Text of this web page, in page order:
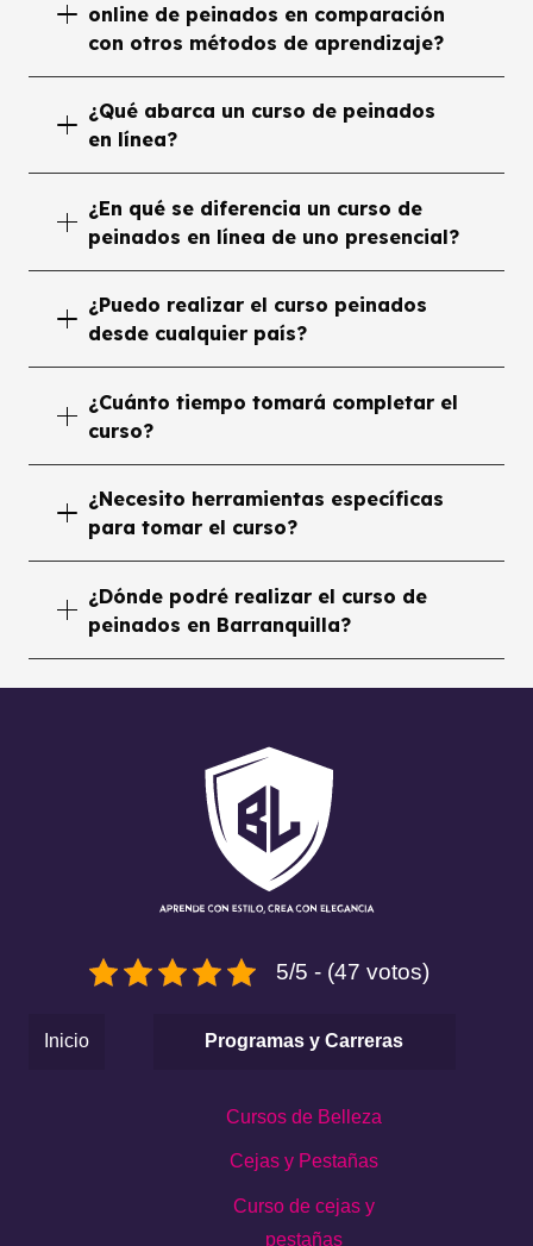
online de peinados en comparación
con otros métodos de aprendizaje?
¿Qué abarca un curso de peinados
en línea?
¿En qué se diferencia un curso de
peinados en línea de uno presencial?
¿Puedo realizar el curso peinados
desde cualquier país?
¿Cuánto tiempo tomará completar el
curso?
¿Necesito herramientas específicas
para tomar el curso?
¿Dónde podré realizar el curso de
peinados en Barranquilla?
5/5 - (47 votos)
Inicio Programas y Carreras
Cursos de Belleza
Cejas y Pestañas
Curso de cejas y
pestañas